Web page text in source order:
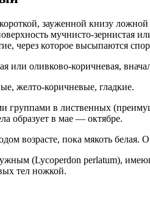
зауженной книзу
мучнисто-
через которое высыпаются
или оливково-коричневая,
желто-коричневые, гладкие.
группами в лиственных
образует в мае — октябре.
возрасте, пока мякоть белая.
(Lycoperdon perlatum),
тел ножкой.